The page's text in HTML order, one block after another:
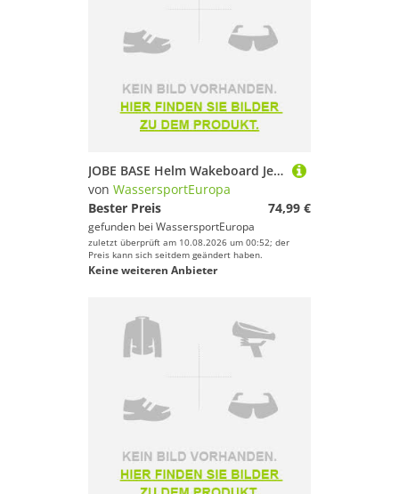
JOBE BASE Helm Wakeboard Jetski Kite Waterski Kayak Helmet Cool Gray
von WassersportEuropa
Bester Preis
74,99 €
gefunden bei WassersportEuropa
zuletzt überprüft am 10.08.2026 um 00:52; der
Preis kann sich seitdem geändert haben.
Keine weiteren Anbieter